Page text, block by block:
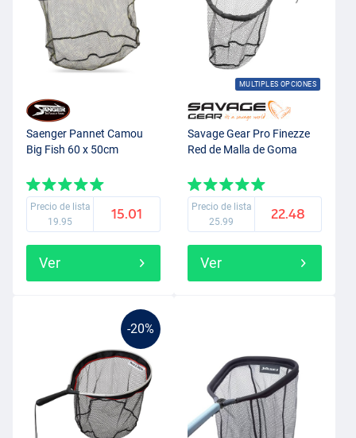
Saenger Pannet Camou
Big Fish 60 x 50cm
Precio de lista
19.95
15.01
Ver
MULTIPLES OPCIONES
Savage Gear Pro Finezze
Red de Malla de Goma
Precio de lista
25.99
22.48
Ver
-20%